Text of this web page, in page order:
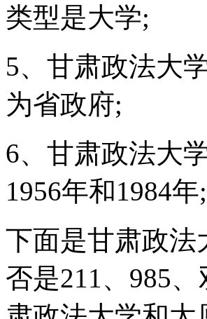
类型是大学;
5、甘肃政法大
为省政府;
6、甘肃政法大
1956年和1984年;
下面是甘肃政法
否是211、985